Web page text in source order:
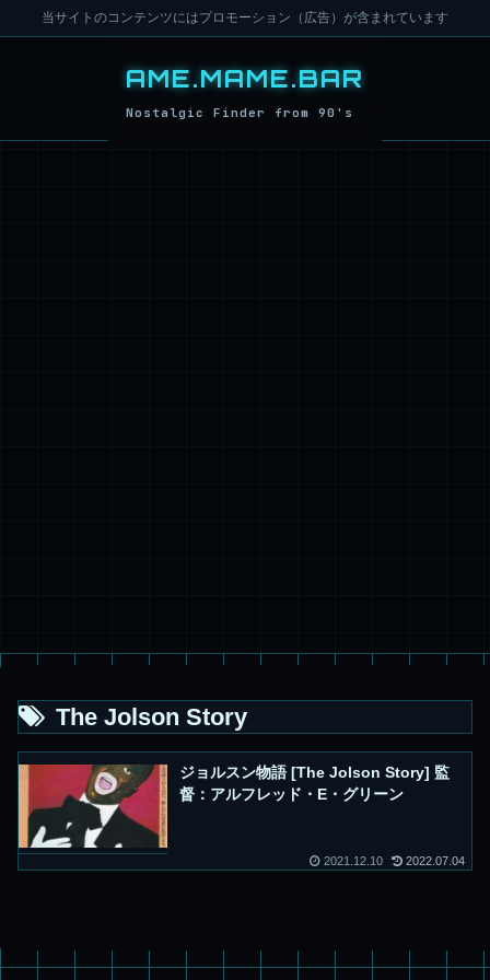
当サイトのコンテンツにはプロモーション（広告）が含まれています
The Jolson Story
ジョルスン物語 [The Jolson Story] 監
督：アルフレッド・E・グリーン
2021.12.10 2022.07.04